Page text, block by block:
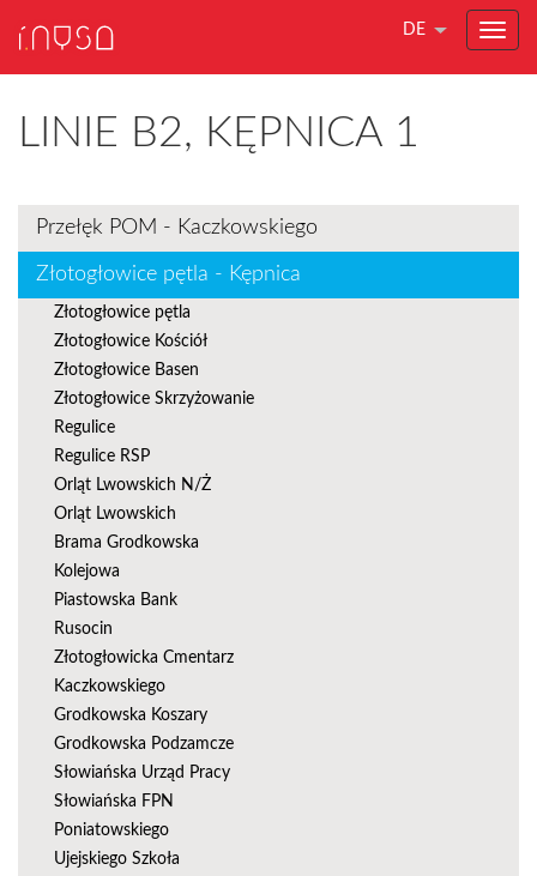
DE
LINIE B2, KĘPNICA 1
Przełęk POM - Kaczkowskiego
Złotogłowice pętla - Kępnica
Złotogłowice pętla
Złotogłowice Kościół
Złotogłowice Basen
Złotogłowice Skrzyżowanie
Regulice
Regulice RSP
Orląt Lwowskich N/Ż
Orląt Lwowskich
Brama Grodkowska
Kolejowa
Piastowska Bank
Rusocin
Złotogłowicka Cmentarz
Kaczkowskiego
Grodkowska Koszary
Grodkowska Podzamcze
Słowiańska Urząd Pracy
Słowiańska FPN
Poniatowskiego
Ujejskiego Szkoła